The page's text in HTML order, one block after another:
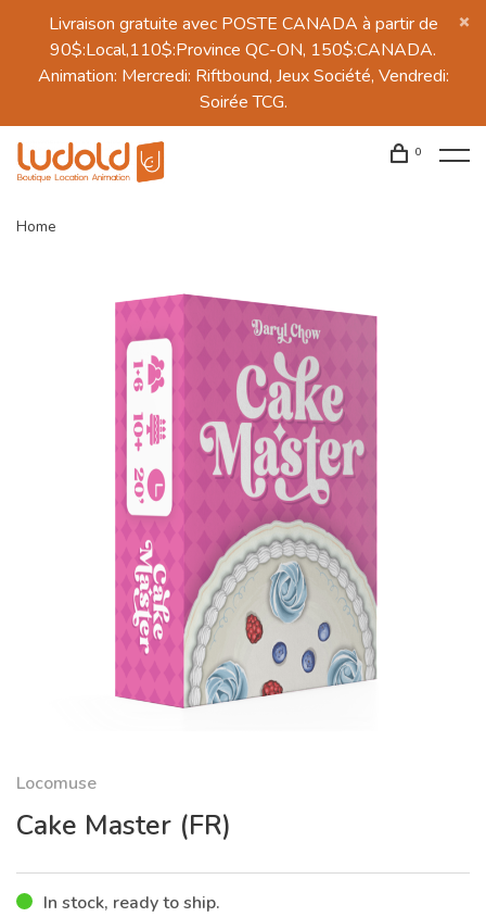
Livraison gratuite avec POSTE CANADA à partir de
90$:Local,110$:Province QC-ON, 150$:CANADA.
Animation: Mercredi: Riftbound, Jeux Société, Vendredi:
Soirée TCG.
0
Home
Locomuse
Cake Master (FR)
In stock, ready to ship.